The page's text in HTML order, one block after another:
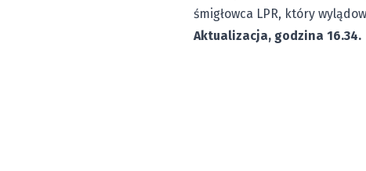
śmigłowca LPR, który
Aktualizacja, godzina 16.34.